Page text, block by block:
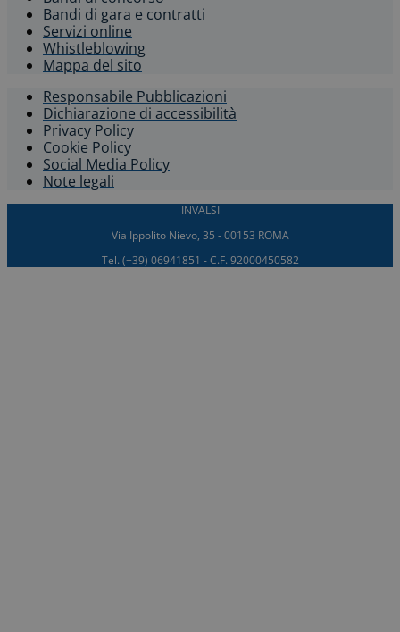
Bandi di gara e contratti
Servizi online
Whistleblowing​
Mappa del sito
Responsabile Pubblicazioni
Dichiarazione di accessibilità​
Privacy Policy
Cookie Policy
Social Media Policy
Note legali
INVALSI
Via Ippolito Nievo, 35 - 00153 ROMA
Tel. (+39) 06941851 - C.F. 92000450582